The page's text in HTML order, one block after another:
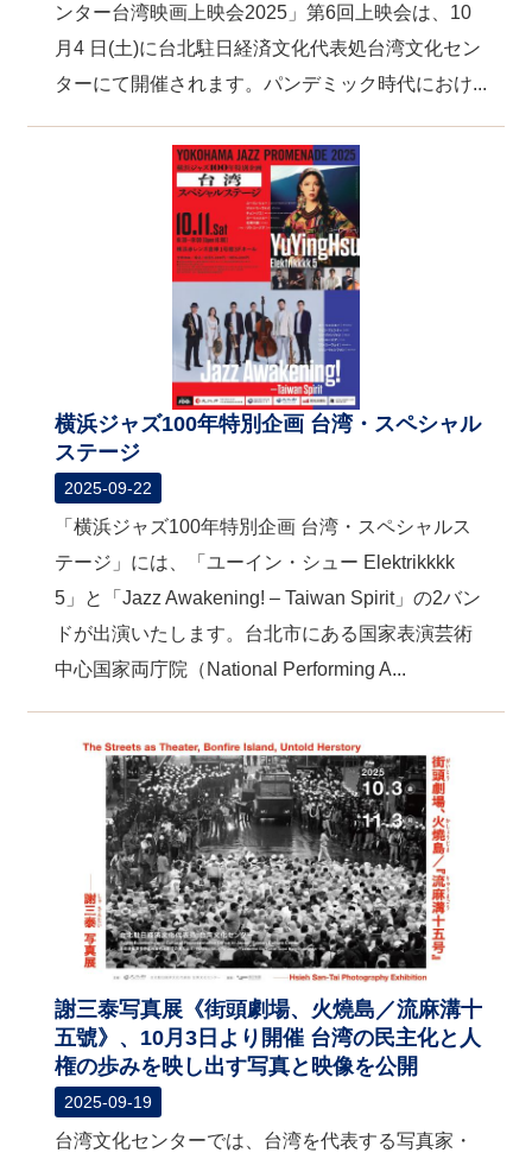
ンター台湾映画上映会2025」第6回上映会は、10
月4 日(土)に台北駐日経済文化代表処台湾文化セン
ターにて開催されます。パンデミック時代におけ...
横浜ジャズ100年特別企画 台湾・スペシャル
ステージ
2025-09-22
「横浜ジャズ100年特別企画 台湾・スペシャルス
テージ」には、「ユーイン・シュー Elektrikkkk
5」と「Jazz Awakening! – Taiwan Spirit」の2バン
ドが出演いたします。台北市にある国家表演芸術
中心国家両庁院（National Performing A...
謝三泰写真展《街頭劇場、火燒島／流麻溝十
五號》、10月3日より開催 台湾の民主化と人
権の歩みを映し出す写真と映像を公開
2025-09-19
台湾文化センターでは、台湾を代表する写真家・